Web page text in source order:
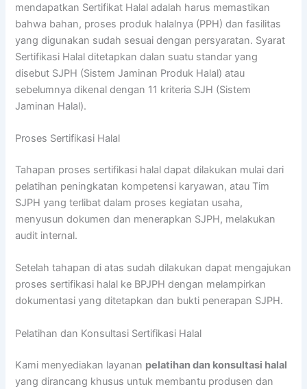
mendapatkan Sertifikat Halal adalah harus memastikan
bahwa bahan, proses produk halalnya (PPH) dan fasilitas
yang digunakan sudah sesuai dengan persyaratan. Syarat
Sertifikasi Halal ditetapkan dalan suatu standar yang
disebut SJPH (Sistem Jaminan Produk Halal) atau
sebelumnya dikenal dengan 11 kriteria SJH (Sistem
Jaminan Halal).
Proses Sertifikasi Halal
Tahapan proses sertifikasi halal dapat dilakukan mulai dari
pelatihan peningkatan kompetensi karyawan, atau Tim
SJPH yang terlibat dalam proses kegiatan usaha,
menyusun dokumen dan menerapkan SJPH, melakukan
audit internal.
Setelah tahapan di atas sudah dilakukan dapat mengajukan
proses sertifikasi halal ke BPJPH dengan melampirkan
dokumentasi yang ditetapkan dan bukti penerapan SJPH.
Pelatihan dan Konsultasi Sertifikasi Halal
Kami menyediakan layanan pelatihan dan konsultasi halal
yang dirancang khusus untuk membantu produsen dan